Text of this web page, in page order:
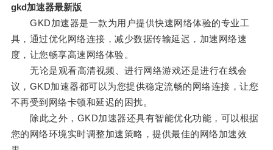
gkd加速器最新版
GKD加速器是一款为用户提供快速网络体验的专业工
具，通过优化网络连接，减少数据传输延迟，加速网络速
度，让您畅享高速网络体验。
无论是观看高清视频、进行网络游戏还是进行在线会
议，GKD加速器都可以为您提供稳定流畅的网络连接，让您
不再受到网络卡顿和延迟的困扰。
除此之外，GKD加速器还具有智能优化功能，可以根据
您的网络环境实时调整加速策略，提供最佳的网络加速效